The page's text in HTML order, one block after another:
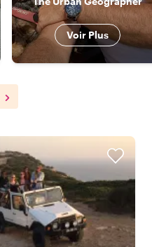
Voir Plus